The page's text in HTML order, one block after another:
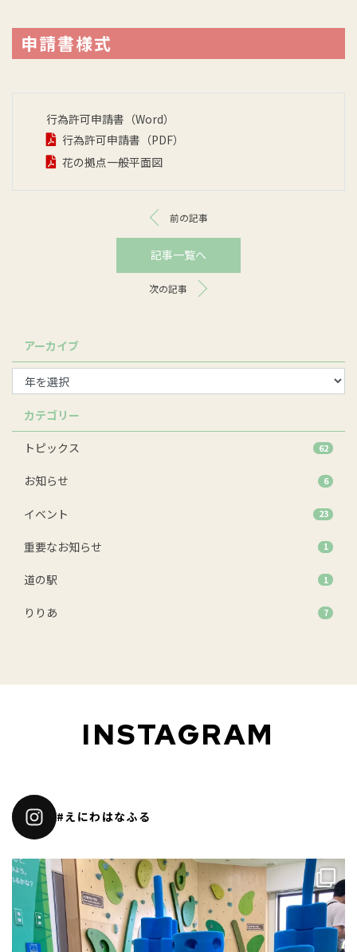
申請書様式
行為許可申請書（Word）
行為許可申請書（PDF）
花の拠点一般平面図
前の記事
記事一覧へ
次の記事
アーカイブ
カテゴリー
トピックス 62
お知らせ 6
イベント 23
重要なお知らせ 1
道の駅 1
りりあ 7
INSTAGRAM
#えにわはなふる
こんにちは😊りりあ🌸です。...
4